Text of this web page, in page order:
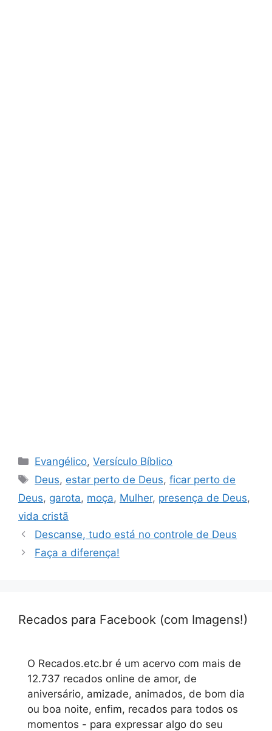
Categorias
Evangélico,Versículo Bíblico
Tags
Deus, estar perto de Deus,ficar perto de
Deus, garota, moça, Mulher, presença de Deus,
vida cristã
Descanse, tudo está no controle de Deus
Faça a diferença!
Recados para Facebook (com Imagens!)
O Recados.etc.br é um acervo com mais de
12.737 recados online de amor, de
aniversário, amizade, animados, de bom dia
ou boa noite, enfim, recados para todos os
momentos - para expressar algo do seu